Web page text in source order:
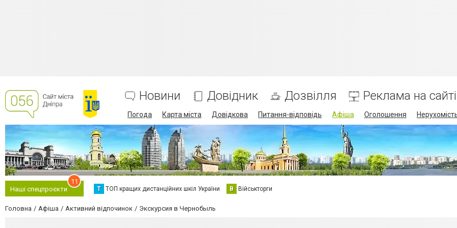
Новини Довідник Дозвілля Реклама на сайті
Погода Карта міста Довідкова Питання-відповідь Афіша Оголошення
Наші спецпроєкти
11
Т ТОП кращих дистанційних шкіл України В Військторги
Головна Афіша Активний відпочинок Экскурсия в Чернобыль